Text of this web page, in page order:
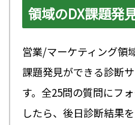
領域のDX課題発
営業/マーケティング領
課題発見ができる診断
す。全25問の質問にフ
したら、後日診断結果